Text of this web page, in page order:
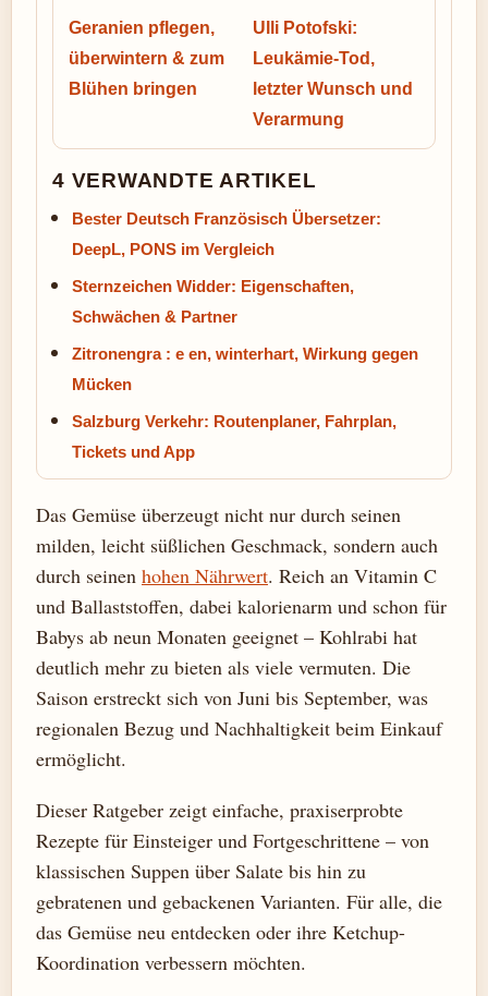
Geranien pflegen,
überwintern & zum
Blühen bringen
Ulli Potofski:
Leukämie-Tod,
letzter Wunsch und
Verarmung
4 VERWANDTE ARTIKEL
Bester Deutsch Französisch Übersetzer:
DeepL, PONS im Vergleich
Sternzeichen Widder: Eigenschaften,
Schwächen & Partner
Zitronengra : e en, winterhart, Wirkung gegen
Mücken
Salzburg Verkehr: Routenplaner, Fahrplan,
Tickets und App
Das Gemüse überzeugt nicht nur durch seinen
milden, leicht süßlichen Geschmack, sondern auch
durch seinen hohen Nährwert. Reich an Vitamin C
und Ballaststoffen, dabei kalorienarm und schon für
Babys ab neun Monaten geeignet – Kohlrabi hat
deutlich mehr zu bieten als viele vermuten. Die
Saison erstreckt sich von Juni bis September, was
regionalen Bezug und Nachhaltigkeit beim Einkauf
ermöglicht.
Dieser Ratgeber zeigt einfache, praxiserprobte
Rezepte für Einsteiger und Fortgeschrittene – von
klassischen Suppen über Salate bis hin zu
gebratenen und gebackenen Varianten. Für alle, die
das Gemüse neu entdecken oder ihre Ketchup-
Koordination verbessern möchten.